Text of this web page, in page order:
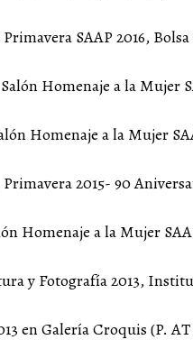
SAAP 2016,
Homenaje a la Mujer
Homenaje a la Mujer
2015- 90
Homenaje a la Mujer
y Fotografía 2013,
en Galería Croquis (P. AT